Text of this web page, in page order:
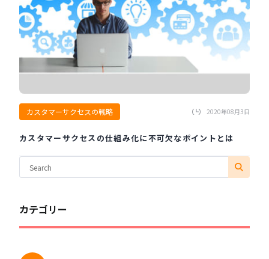
カスタマーサクセスの戦略 2020年08月3日
カスタマーサクセスの仕組み化に不可欠なポイントとは
カテゴリー